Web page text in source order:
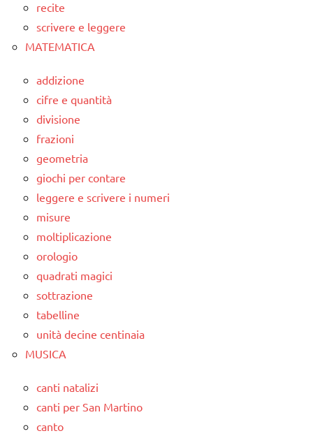
recite
scrivere e leggere
MATEMATICA
addizione
cifre e quantità
divisione
frazioni
geometria
giochi per contare
leggere e scrivere i numeri
misure
moltiplicazione
orologio
quadrati magici
sottrazione
tabelline
unità decine centinaia
MUSICA
canti natalizi
canti per San Martino
canto